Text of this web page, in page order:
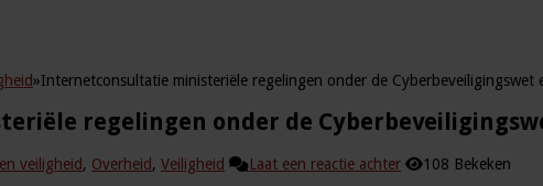
»Internetconsultatie ministeriële regelingen onder de
regelingen onder de
veiligheid, Overheid, Veiligheid Laat een reactie achter
108 Bekeken